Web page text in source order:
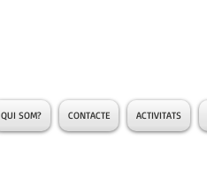
QUI SOM? CONTACTE ACTIVITATS